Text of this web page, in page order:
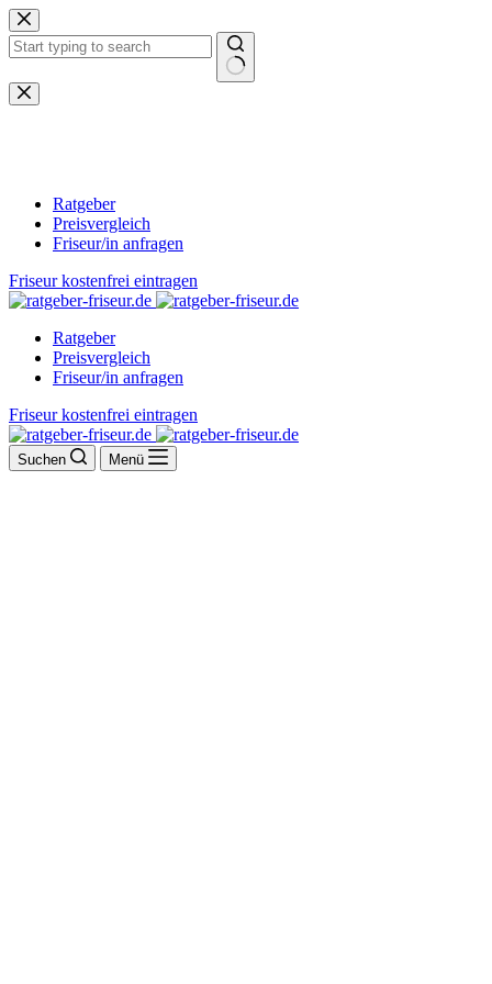
Zum
Inhalt
springen
Keine
Ergebnisse
Ratgeber
Preisvergleich
Friseur/in anfragen
Friseur kostenfrei eintragen
Ratgeber
Preisvergleich
Friseur/in anfragen
Friseur kostenfrei eintragen
Suchen Menü